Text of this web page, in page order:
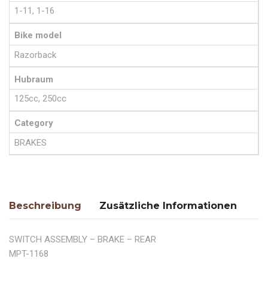
1-11, 1-16
Bike model
Razorback
Hubraum
125cc, 250cc
Category
BRAKES
Beschreibung Zusätzliche Informationen
SWITCH ASSEMBLY – BRAKE – REAR
MPT-1168